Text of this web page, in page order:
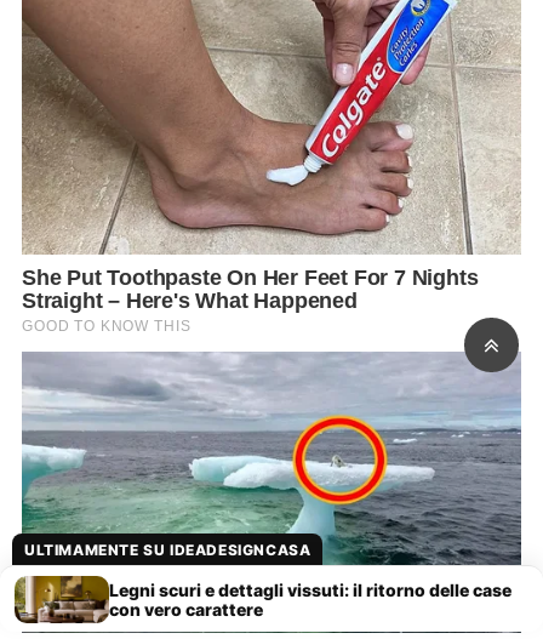
ULTIMAMENTE SU IDEADESIGNCASA
Legni scuri e dettagli vissuti: il ritorno delle case
con vero carattere